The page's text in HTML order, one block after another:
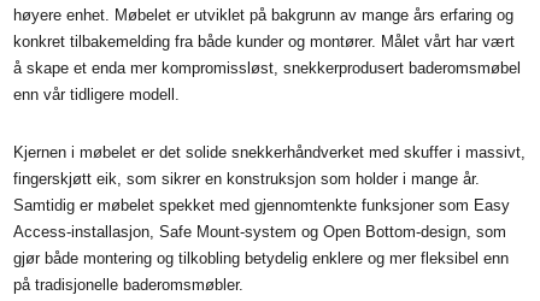
høyere enhet. Møbelet er utviklet på bakgrunn av mange års erfaring og
konkret tilbakemelding fra både kunder og montører. Målet vårt har vært
å skape et enda mer kompromissløst, snekkerprodusert baderomsmøbel
enn vår tidligere modell.
Kjernen i møbelet er det solide snekkerhåndverket med skuffer i massivt,
fingerskjøtt eik, som sikrer en konstruksjon som holder i mange år.
Samtidig er møbelet spekket med gjennomtenkte funksjoner som Easy
Access-installasjon, Safe Mount-system og Open Bottom-design, som
gjør både montering og tilkobling betydelig enklere og mer fleksibel enn
på tradisjonelle baderomsmøbler.